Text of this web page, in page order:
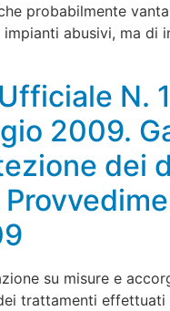
probabilmente
abusivi, ma di
N.
2009.
dei
su misure e
trattamenti effettuati